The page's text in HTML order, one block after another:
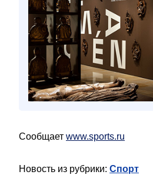
Сообщает www.sports.ru
Новость из рубрики: Спорт